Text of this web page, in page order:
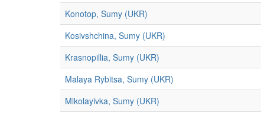
Konotop, Sumy (UKR)
Kosivshchina, Sumy (UKR)
Krasnopillia, Sumy (UKR)
Malaya Rybitsa, Sumy (UKR)
Mikolayivka, Sumy (UKR)